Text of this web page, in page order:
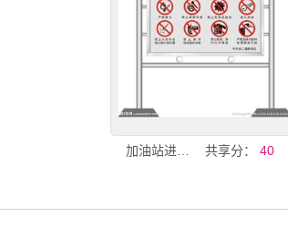
加油站进站须知 共享分：40